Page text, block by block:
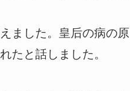
ました。皇后の病の
たと話しました。